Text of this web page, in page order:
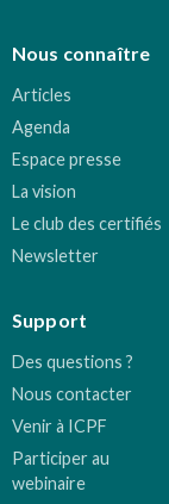
Nous connaître
Articles
Agenda
Espace presse
La vision
Le club des certifiés
Newsletter
Support
Des questions ?
Nous contacter
Venir à ICPF
Participer au
webinaire